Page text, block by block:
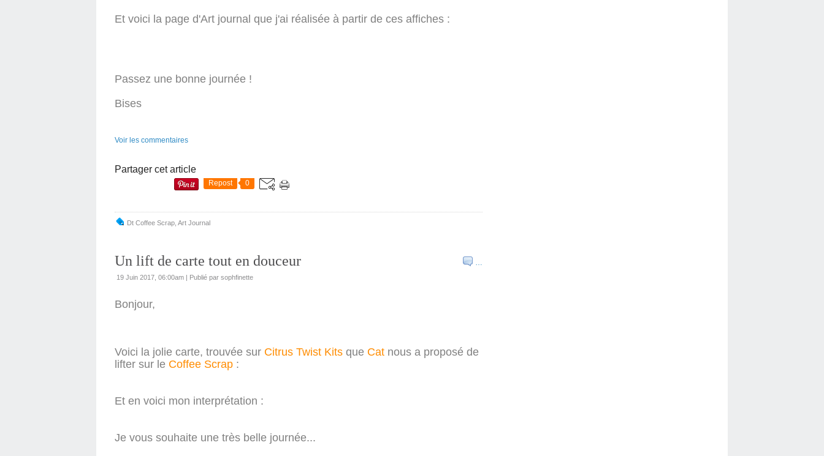
Et voici la page d'Art journal que j'ai réalisée à partir de ces affiches :
Passez une bonne journée !
Bises
Voir les commentaires
Partager cet article
Repost 0
Dt Coffee Scrap Art Journal
…
Un lift de carte tout en douceur
19 Juin 2017, 06:00am | Publié par sophfinette
Bonjour,
Voici la jolie carte, trouvée sur Citrus Twist Kits que Cat nous a proposé de
lifter sur le Coffee Scrap :
Et en voici mon interprétation :
Je vous souhaite une très belle journée...